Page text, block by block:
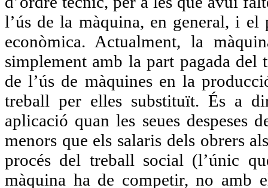
l’ús de la màquina, en general, i
econòmica. Actualment, la
simplement amb la part pagada
de l’ús de màquines en la
treball per elles substituït. És a
aplicació quan les seues despeses
menors que els salaris dels obrers
procés del treball social (l’únic
màquina ha de competir, no amb